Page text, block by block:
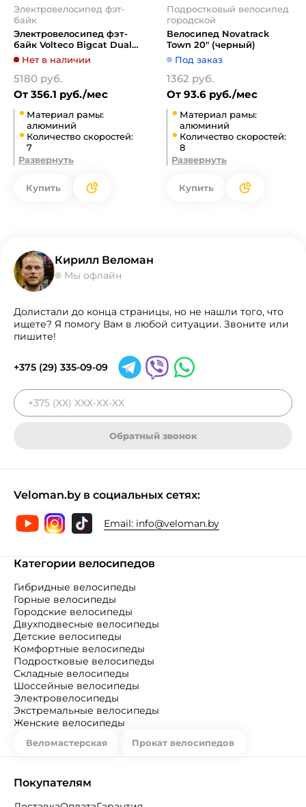
Электровелосипед фэт-
байк
Электровелосипед фэт-
байк Volteco Bigcat Dual
New (серый)
Нет в наличии
5180 руб.
От 356.1 руб./мес
Материал рамы:
алюминий
Количество скоростей:
7
Развернуть
Купить
Подростковый велосипед
городской
Велосипед Novatrack
Town 20" (черный)
Под заказ
1362 руб.
От 93.6 руб./мес
Материал рамы:
алюминий
Количество скоростей:
8
Развернуть
Купить
Кирилл Веломан
Мы офлайн
Долистали до конца страницы, но не нашли того, что
ищете? Я помогу Вам в любой ситуации. Звоните или
пишите!
+375 (29) 335-09-09
Обратный звонок
Veloman.by в социальных сетях:
Email: info@veloman.by
Категории велосипедов
Гибридные велосипеды
Горные велосипеды
Городские велосипеды
Двухподвесные велосипеды
Детские велосипеды
Комфортные велосипеды
Подростковые велосипеды
Складные велосипеды
Шоссейные велосипеды
Электровелосипеды
Экстремальные велосипеды
Женские велосипеды
Веломастерская Прокат велосипедов
Покупателям